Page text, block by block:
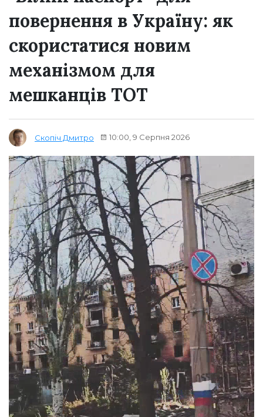
повернення в Україну: як
скористатися новим
механізмом для
мешканців ТОТ
Скопіч Дмитро 10:00, 9 Серпня 2026